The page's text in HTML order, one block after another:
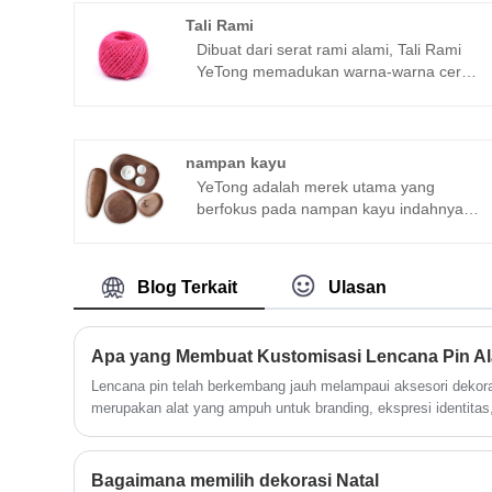
Tali Rami
Dibuat dari serat rami alami, Tali Rami
YeTong memadukan warna-warna cerah
kekuatan dan keandalan untuk berbagai
aplikasi.
nampan kayu
YeTong adalah merek utama yang
berfokus pada nampan kayu indahnya
Xianyou, kami memiliki akses ke bahan
berkualitas premium yang bersumber
dengan pengrajin ahli dalam seni klasik
Tiongkok, nampan kayu kami
mewujudkan keahlian tradisional dan
keunggulan, YeTong menghadirkan
nampan kayu premium yang
Blog Terkait Ulasan
Lencana pin telah berkembang jauh melampaui aksesori
merupakan alat yang ampuh untuk branding, ekspresi
banyak digunakan oleh bisnis, sekolah, artis, dan organisasi.
keterjangkauan, dan potensi penyesuaian yang tinggi
Bagaimana memilih dekorasi Natal